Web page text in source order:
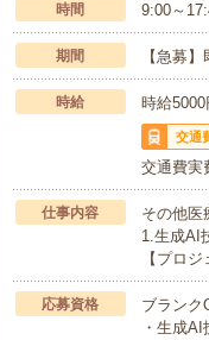
時間 9:00～
期間 【急募
時給 時給
交通
交通費実
仕事内容
その他医
1.生成AI
【プロ
応募資格
ブランク
・生成